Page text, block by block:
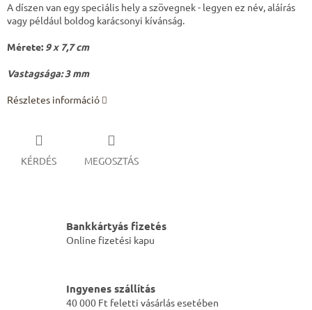
A díszen van egy speciális hely a szövegnek - legyen ez név, aláírás
vagy például boldog karácsonyi kívánság.
Mérete: 9 x 7,7 cm
Vastagsága: 3 mm
Részletes információ
KÉRDÉS MEGOSZTÁS
Bankkártyás fizetés
Online fizetési kapu
Ingyenes szállítás
40 000 Ft feletti vásárlás esetében